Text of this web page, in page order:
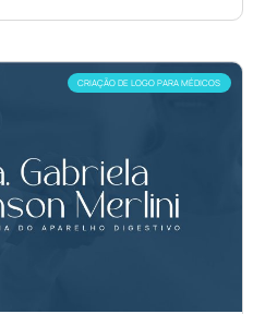
CRIAÇÃO DE LOGO PARA MÉDICOS